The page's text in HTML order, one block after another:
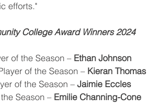
efforts."
College Award Winners 2024
of the Season – Ethan Johnson
of the Season – Kieran Thomas
of the Season – Jaimie Eccles
Season – Emilie Channing-Cone